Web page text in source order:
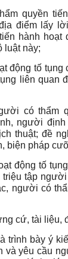
quyền
điểm lấy
hành hoạt
luật này;
động tố tụng
liên quan
có thẩm
người
thuật; đề
biện pháp
động tố
triệu tập
người có
cứ, tài liệu,
trình bày ý
và yêu cầu